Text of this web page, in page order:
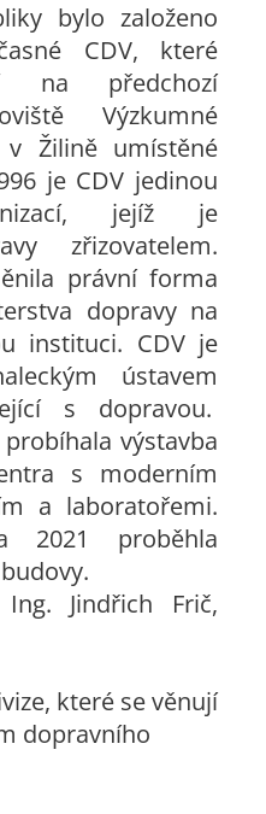
bylo založeno
CDV, které
na předchozí
Výzkumné
Žilině umístěné
je CDV jedinou
jejíž je
zřizovatelem.
právní forma
dopravy na
instituci. CDV je
ústavem
s dopravou.
výstavba
s moderním
a laboratořemi.
proběhla
Jindřich Frič,
které se věnují
dopravního